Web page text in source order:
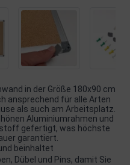
in der Größe 180x90 cm
ansprechend für alle Arten
als auch am Arbeitsplatz.
Aluminiumrahmen und
gefertigt, was höchste
garantiert.
beinhaltet
Dübel und Pins, damit Sie